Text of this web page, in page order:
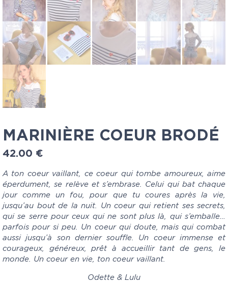
MARINIÈRE COEUR BRODÉ
42.00 €
A ton coeur vaillant, ce coeur qui tombe amoureux, aime
éperdument, se relève et s’embrase. Celui qui bat chaque
jour comme un fou, pour que tu coures après la vie,
jusqu’au bout de la nuit. Un coeur qui retient ses secrets,
qui se serre pour ceux qui ne sont plus là, qui s’emballe…
parfois pour si peu. Un coeur qui doute, mais qui combat
aussi jusqu’à son dernier souffle. Un coeur immense et
courageux, généreux, prêt à accueillir tant de gens, le
monde. Un coeur en vie, ton coeur vaillant.
Odette & Lulu